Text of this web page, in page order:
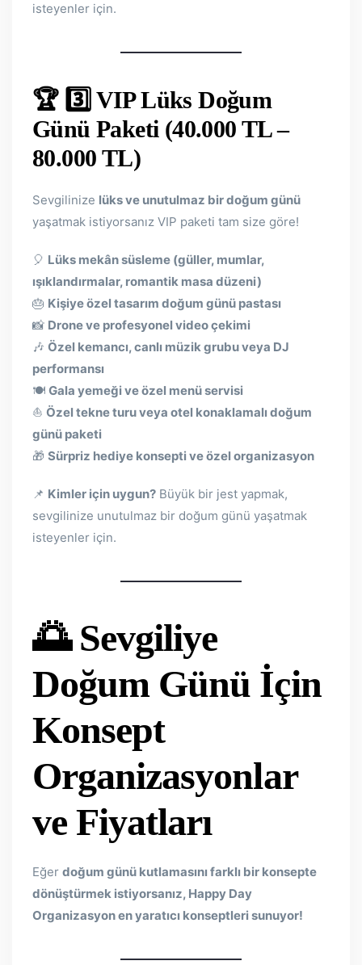
isteyenler için.
🏆 3️⃣ VIP Lüks Doğum
Günü Paketi (40.000 TL –
80.000 TL)
Sevgilinize lüks ve unutulmaz bir doğum günü
yaşatmak istiyorsanız VIP paketi tam size göre!
🎈 Lüks mekân süsleme (güller, mumlar,
ışıklandırmalar, romantik masa düzeni)
🎂 Kişiye özel tasarım doğum günü pastası
📸 Drone ve profesyonel video çekimi
🎶 Özel kemancı, canlı müzik grubu veya DJ
performansı
🍽 Gala yemeği ve özel menü servisi
⛵ Özel tekne turu veya otel konaklamalı doğum
günü paketi
🎁 Sürpriz hediye konsepti ve özel organizasyon
📌 Kimler için uygun? Büyük bir jest yapmak,
sevgilinize unutulmaz bir doğum günü yaşatmak
isteyenler için.
🌅 Sevgiliye
Doğum Günü İçin
Konsept
Organizasyonlar
ve Fiyatları
Eğer doğum günü kutlamasını farklı bir konsepte
dönüştürmek istiyorsanız, Happy Day
Organizasyon en yaratıcı konseptleri sunuyor!